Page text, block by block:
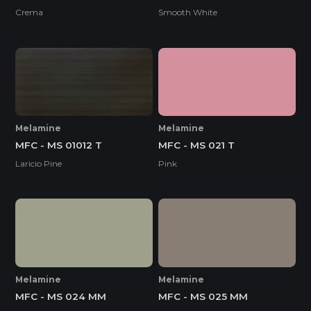
Crema Smooth White
Melamine
MFC - MS 01012 T
Laricio Pine
Melamine
MFC - MS 021 T
Pink
Melamine
MFC - MS 024 MM
Melamine
MFC - MS 025 MM